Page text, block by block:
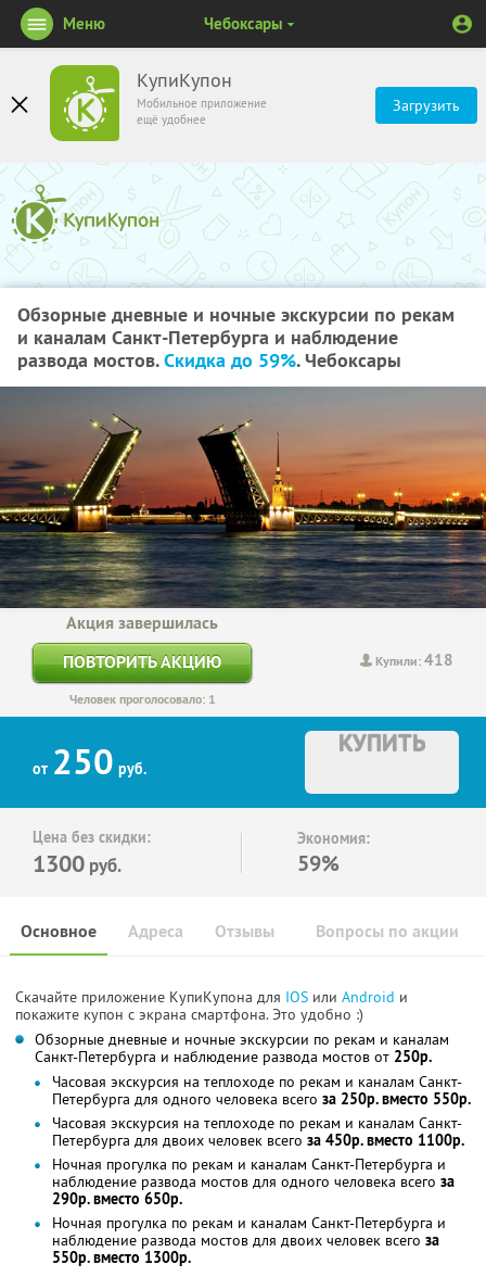
КупиКупон
Мобильное приложение
ещё удобнее
Загрузить
Меню Чебоксары
Обзорные дневные и ночные экскурсии по рекам
и каналам Санкт-Петербурга и наблюдение
развода мостов.Скидка до 59%. Чебоксары
Купили:418
Акция завершилась
ПОВТОРИТЬ АКЦИЮ
Человек проголосовало: 1
от 250 руб.
КУПИТЬ
Цена без скидки:
1300 руб.
Экономия:
59%
Основное Отзывы Вопросы по акции
Адреса
Скачайте приложение КупиКупона для IOS или Android и
покажите купон с экрана смартфона. Это удобно :)
Обзорные дневные и ночные экскурсии по рекам и каналам
Санкт-Петербурга и наблюдение развода мостов от 250р.
Часовая экскурсия на теплоходе по рекам и каналам Санкт-
Петербурга для одного человека всего за 250р. вместо 550р.
Часовая экскурсия на теплоходе по рекам и каналам Санкт-
Петербурга для двоих человек всего за 450р. вместо 1100р.
Ночная прогулка по рекам и каналам Санкт-Петербурга и
наблюдение развода мостов для одного человека всего за
290р. вместо 650р.
Ночная прогулка по рекам и каналам Санкт-Петербурга и
наблюдение развода мостов для двоих человек всего за
550р. вместо 1300р.